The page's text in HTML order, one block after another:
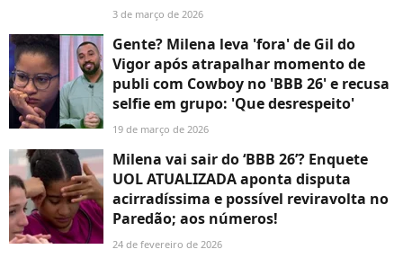
3 de março de 2026
Gente? Milena leva 'fora' de Gil do
Vigor após atrapalhar momento de
publi com Cowboy no 'BBB 26' e recusa
selfie em grupo: 'Que desrespeito'
19 de março de 2026
Milena vai sair do ‘BBB 26’? Enquete
UOL ATUALIZADA aponta disputa
acirradíssima e possível reviravolta no
Paredão; aos números!
24 de fevereiro de 2026